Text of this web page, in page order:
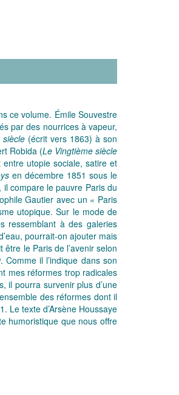
ce volume. Émile Souvestre
par des nourrices à vapeur,
siècle(écrit vers 1863) à son
Robida (Le Vingtième siècle
utopie sociale, satire et
en décembre 1851 sous le
compare le pauvre Paris du
Gautier avec un « Paris
utopique. Sur le mode de
ressemblant à des galeries
pourrait-on ajouter mais
le Paris de l’avenir selon
. Comme il l’indique dans son
mes réformes trop radicales
il pourra survenir plus d’une
des réformes dont il
Le texte d’Arsène Houssaye
humoristique que nous offre